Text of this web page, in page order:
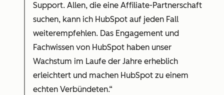
Support. Allen, die eine Affiliate-Partnerschaft
suchen, kann ich HubSpot auf jeden Fall
weiterempfehlen. Das Engagement und
Fachwissen von HubSpot haben unser
Wachstum im Laufe der Jahre erheblich
erleichtert und machen HubSpot zu einem
echten Verbündeten.“